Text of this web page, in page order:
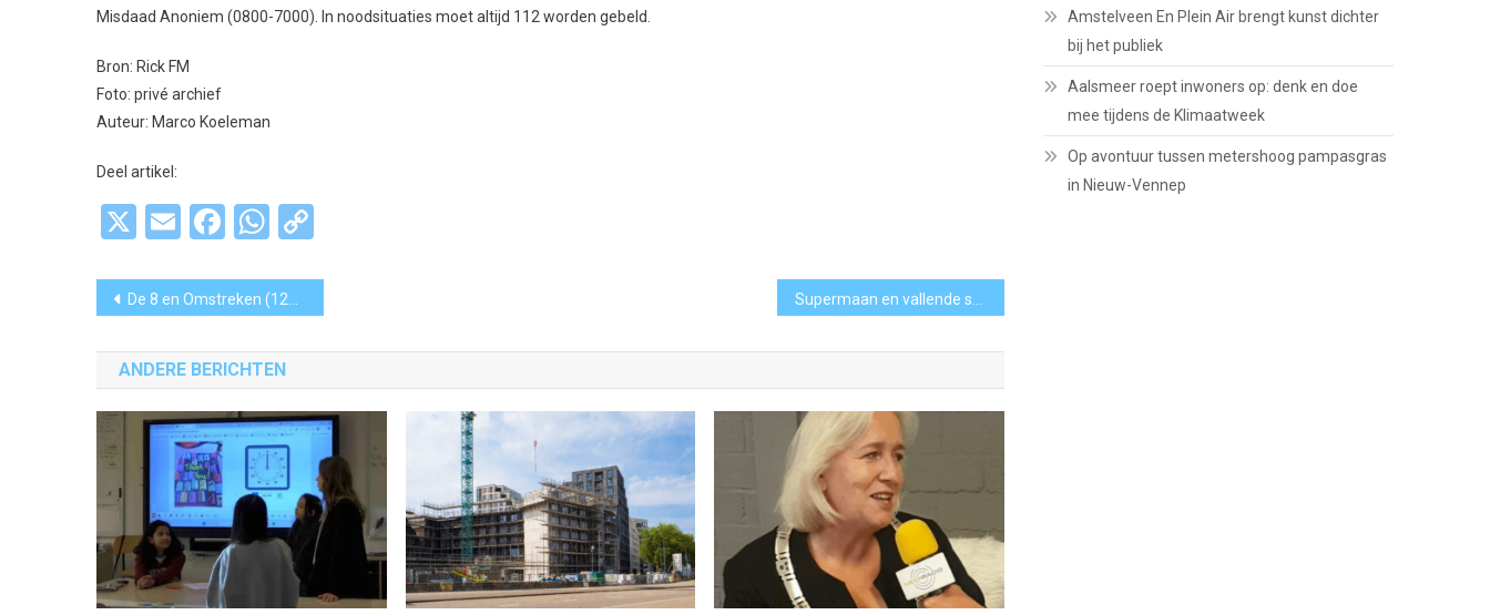
Misdaad Anoniem (0800-7000). In noodsituaties moet altijd 112 worden gebeld.
Bron: Rick FM
Foto: privé archief
Auteur: Marco Koeleman
Deel artikel:
X EmailFacebook
WhatsApp
Bericht
navigatie
De 8 en Omstreken (121): Emoties lopen hoog op
ANDERE BERICHTEN
Amstelveen En Plein Air brengt kunst dichter
bij het publiek
Aalsmeer roept inwoners op: denk en doe
mee tijdens de Klimaatweek
Op avontuur tussen metershoog pampasgras
in Nieuw-Vennep